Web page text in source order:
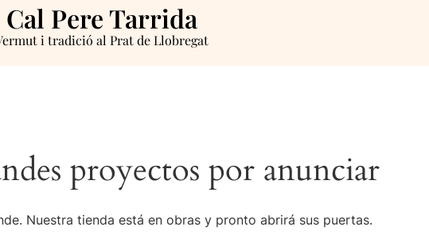
Cal Pere Tarrida
i tradició al Prat de Llobregat
proyectos por anunciar
Nuestra tienda está en obras y pronto abrirá sus puertas.